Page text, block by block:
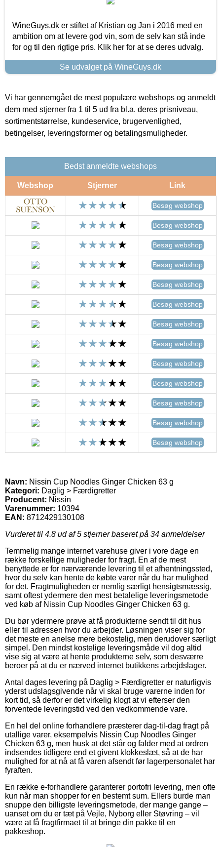
WineGuys.dk er stiftet af Kristian og Jan i 2016 med en
ambition om at levere god vin, som de selv kan stå inde
for og til den rigtige pris. Klik her for at se deres udvalg.
Se udvalget på WineGuys.dk
Vi har gennemgået de mest populære webshops og anmeldt
dem med stjerner fra 1 til 5 ud fra bl.a. deres prisniveau,
sortimentstørrelse, kundeservice, brugervenlighed,
betingelser, leveringsformer og betalingsmuligheder.
Bedst anmeldte webshops
Webshop Stjerner Link
Besøg webshop
Besøg webshop
Besøg webshop
Besøg webshop
Besøg webshop
Besøg webshop
Besøg webshop
Besøg webshop
Besøg webshop
Besøg webshop
Besøg webshop
Besøg webshop
Besøg webshop
Navn: Nissin Cup Noodles Ginger Chicken 63 g
Kategori: Daglig > Færdigretter
Producent: Nissin
Varenummer: 10394
EAN: 8712429130108
Vurderet til 4.8 ud af 5 stjerner baseret på 34 anmeldelser
Temmelig mange internet varehuse giver i vore dage en
række forskellige muligheder for fragt. En af de mest
benyttede er for nærværende levering til et afhentningssted,
hvor du selv kan hente de købte varer når du har mulighed
for det. Fragtmuligheden er nemlig særligt hensigtsmæssig,
samt oftest ydermere den mest betalelige leveringsmetode
ved køb af Nissin Cup Noodles Ginger Chicken 63 g.
Du bør ydermere prøve at få produkterne sendt til dit hus
eller til adressen hvor du arbejder. Løsningen viser sig for
det meste en anelse mere bekostelig, men derudover særligt
simpel. Den mindst kostelige leveringsmåde vil dog altid
vise sig at være at hente produkterne selv, som desværre
beroer på at du er nærved internet butikkens arbejdslager.
Antal dages levering på Daglig > Færdigretter er naturligvis
yderst udslagsgivende når vi skal bruge varerne inden for
kort tid, så derfor er det virkelig klogt at vi efterser den
forventede leveringstid ved den vedkommende vare.
En hel del online forhandlere præsterer dag-til-dag fragt på
utallige varer, eksempelvis Nissin Cup Noodles Ginger
Chicken 63 g, men husk at det står og falder med at ordren
indsendes tidligere end et givent klokkeslæt, så at de har
mulighed for at nå at få varen afsendt før lagerpersonalet har
fyraften.
En række e-forhandlere garanterer portofri levering, men ofte
kun når man shopper for en bestemt sum. Ellers burde man
snuppe den billigste leveringsmetode, der mange gange –
uanset om du er tæt på Vejle, Nyborg eller Støvring – vil
være at få fragtfirmaet til at bringe din pakke til en
pakkeshop.